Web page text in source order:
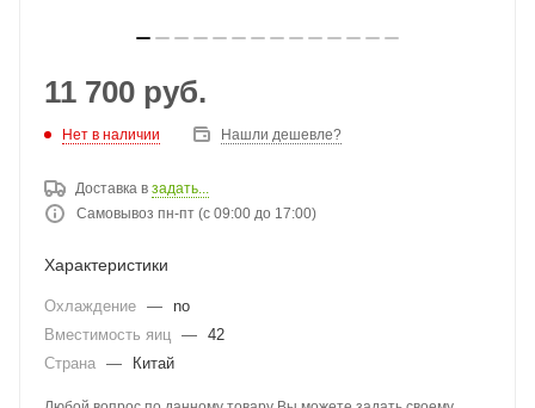
11 700 руб.
Нет в наличии Нашли дешевле?
Доставка в задать...
Самовывоз пн-пт (с 09:00 до 17:00)
Характеристики
Охлаждение — no
Вместимость яиц — 42
Страна — Китай